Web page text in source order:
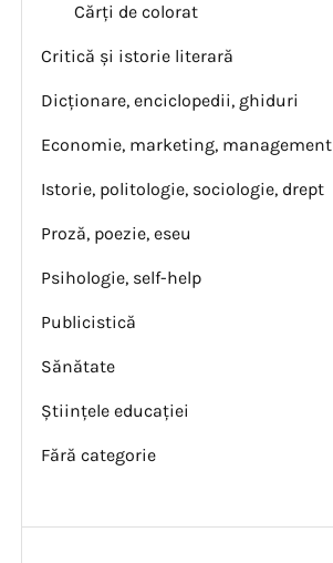
Cărți de colorat
Critică și istorie literară
Dicționare, enciclopedii, ghiduri
Economie, marketing, management
Istorie, politologie, sociologie, drept
Proză, poezie, eseu
Psihologie, self-help
Publicistică
Sănătate
Științele educației
Fără categorie